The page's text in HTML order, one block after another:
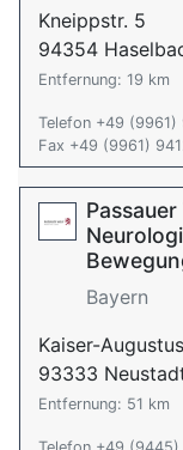
Kneippstr. 5
94354
Entfernung: 19 km
Telefon +49 (9961)
Fax +49 (9961)
Bayern
Kaiser-
93333
Entfernung: 51 km